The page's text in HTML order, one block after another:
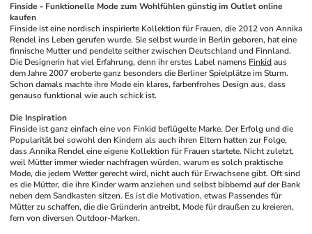
Finside - Funktionelle Mode zum Wohlfühlen günstig im Outlet online
kaufen
Finside ist eine nordisch inspirierte Kollektion für Frauen, die 2012 von Annika
Rendel ins Leben gerufen wurde. Sie selbst wurde in Berlin geboren, hat eine
finnische Mutter und pendelte seither zwischen Deutschland und Finnland.
Die Designerin hat viel Erfahrung, denn ihr erstes Label namens Finkid aus
dem Jahre 2007 eroberte ganz besonders die Berliner Spielplätze im Sturm.
Schon damals machte ihre Mode ein klares, farbenfrohes Design aus, dass
genauso funktional wie auch schick ist.
Die Inspiration
Finside ist ganz einfach eine von Finkid beflügelte Marke. Der Erfolg und die
Popularität bei sowohl den Kindern als auch ihren Eltern hatten zur Folge,
dass Annika Rendel eine eigene Kollektion für Frauen startete. Nicht zuletzt,
weil Mütter immer wieder nachfragen würden, warum es solch praktische
Mode, die jedem Wetter gerecht wird, nicht auch für Erwachsene gibt. Oft sind
es die Mütter, die ihre Kinder warm anziehen und selbst bibbernd auf der Bank
neben dem Sandkasten sitzen. Es ist die Motivation, etwas Passendes für
Mütter zu schaffen, die die Gründerin antreibt, Mode für draußen zu kreieren,
fern von diversen Outdoor-Marken.